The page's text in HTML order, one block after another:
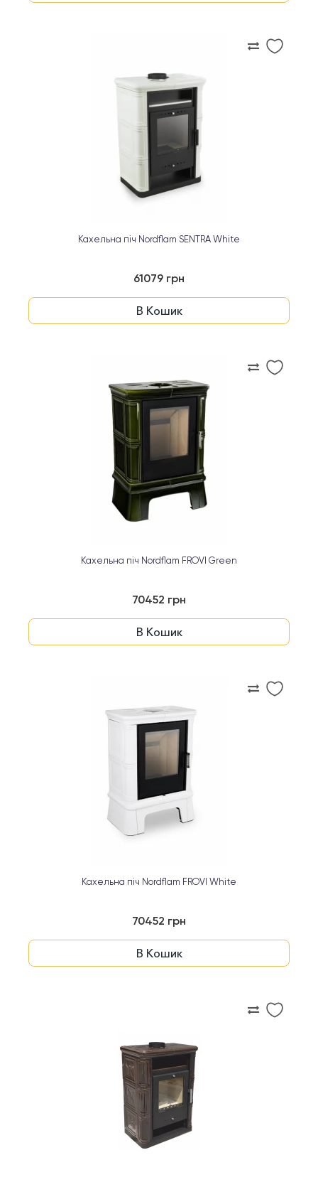
Кахельна піч Nordflam SENTRA White
61079 грн
В Кошик
Кахельна піч Nordflam FROVI Green
70452 грн
В Кошик
Кахельна піч Nordflam FROVI White
70452 грн
В Кошик